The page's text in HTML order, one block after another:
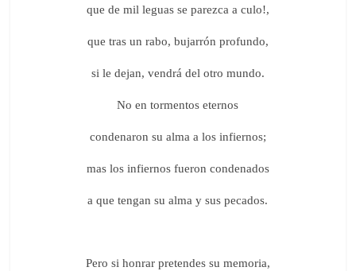
que de mil leguas se parezca a culo!,
que tras un rabo, bujarrón profundo,
si le dejan, vendrá del otro mundo.
No en tormentos eternos
condenaron su alma a los infiernos;
mas los infiernos fueron condenados
a que tengan su alma y sus pecados.
Pero si honrar pretendes su memoria,